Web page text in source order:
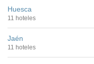
Huesca
11 hoteles
Jaén
11 hoteles